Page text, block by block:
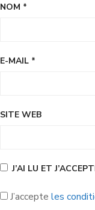
NOM *
E-MAIL *
SITE WEB
J’AI LU ET
J’accepte les